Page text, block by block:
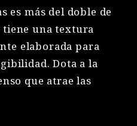
es más del doble de
tiene una textura
elaborada para
Dota a la
que atrae las